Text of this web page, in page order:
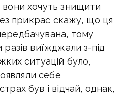
вони хочуть знищити
прикрас скажу, що ця
тому
разів виїжджали з-під
ситуацій було,
себе
був і відчай, однак,